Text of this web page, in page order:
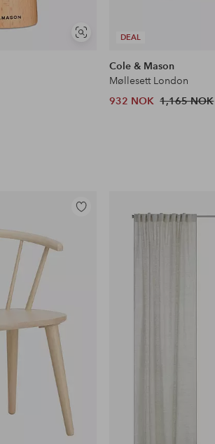
Vis
DEAL
Cole & Mason
Møllesett London
932 NOK 1,165 NOK
Legg